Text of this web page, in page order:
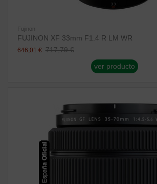
Fujinon
FUJINON XF 33mm F1.4 R LM WR
646,01 € 717,79 €
ver producto